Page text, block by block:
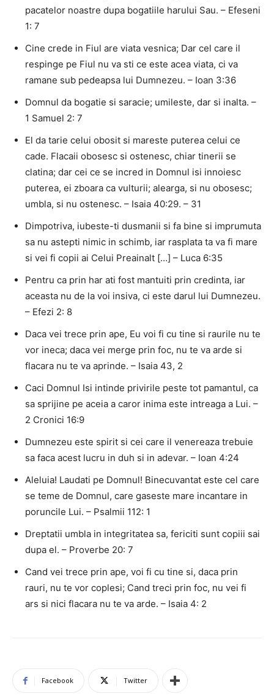
pacatelor noastre dupa bogatiile harului Sau. – Efeseni
1: 7
Cine crede in Fiul are viata vesnica; Dar cel care il
respinge pe Fiul nu va sti ce este acea viata, ci va
ramane sub pedeapsa lui Dumnezeu. – Ioan 3:36
Domnul da bogatie si saracie; umileste, dar si inalta. –
1 Samuel 2: 7
El da tarie celui obosit si mareste puterea celui ce
cade. Flacaii obosesc si ostenesc, chiar tinerii se
clatina; dar cei ce se incred in Domnul isi innoiesc
puterea, ei zboara ca vulturii; alearga, si nu obosesc;
umbla, si nu ostenesc. – Isaia 40:29. – 31
Dimpotriva, iubeste-ti dusmanii si fa bine si imprumuta
sa nu astepti nimic in schimb, iar rasplata ta va fi mare
si vei fi copii ai Celui Preainalt […] – Luca 6:35
Pentru ca prin har ati fost mantuiti prin credinta, iar
aceasta nu de la voi insiva, ci este darul lui Dumnezeu.
– Efezi 2: 8
Daca vei trece prin ape, Eu voi fi cu tine si raurile nu te
vor ineca; daca vei merge prin foc, nu te va arde si
flacara nu te va aprinde. – Isaia 43, 2
Caci Domnul Isi intinde privirile peste tot pamantul, ca
sa sprijine pe aceia a caror inima este intreaga a Lui. –
2 Cronici 16:9
Dumnezeu este spirit si cei care il venereaza trebuie
sa faca acest lucru in duh si in adevar. – Ioan 4:24
Aleluia! Laudati pe Domnul! Binecuvantat este cel care
se teme de Domnul, care gaseste mare incantare in
poruncile Lui. – Psalmii 112: 1
Dreptatii umbla in integritatea sa, fericiti sunt copiii sai
dupa el. – Proverbe 20: 7
Cand vei trece prin ape, voi fi cu tine si, daca prin
rauri, nu te vor coplesi; Cand treci prin foc, nu vei fi
ars si nici flacara nu te va arde. – Isaia 4: 2
Facebook Twitter